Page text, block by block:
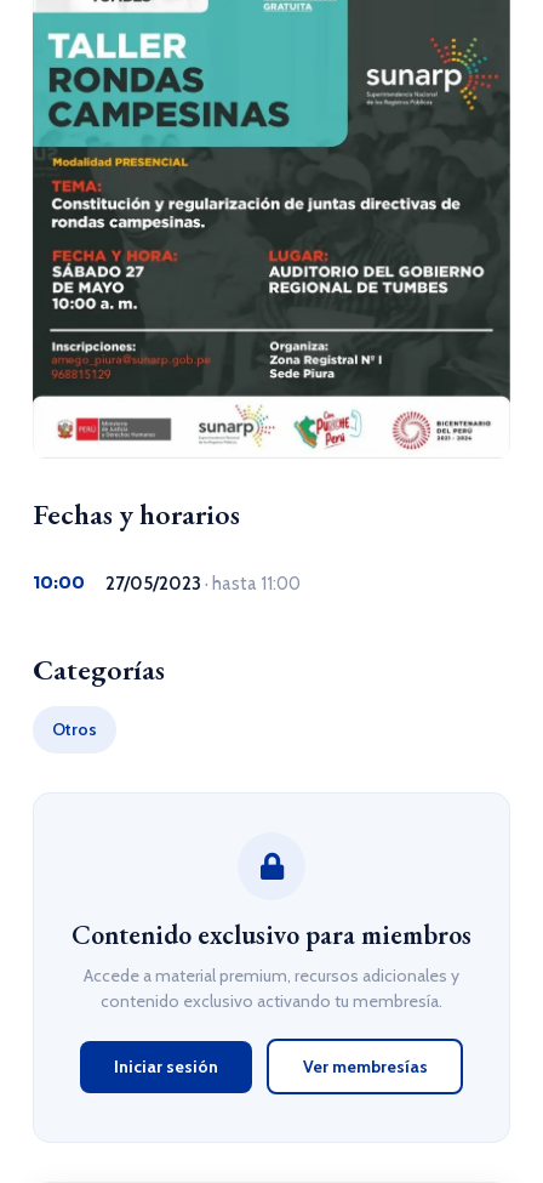
Fechas y horarios
10:00 27/05/2023 · hasta 11:00
Categorías
Otros
Contenido exclusivo para miembros
Accede a material premium, recursos adicionales y
contenido exclusivo activando tu membresía.
Iniciar sesión Ver membresías